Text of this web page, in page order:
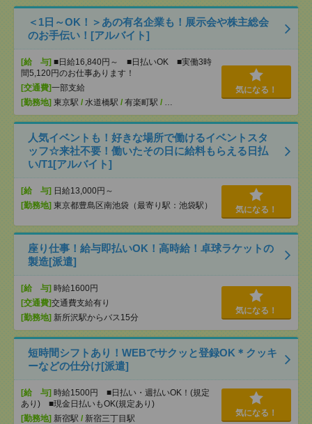
＜1日～OK！＞あの有名企業も！展示会や株主総会
のお手伝い！[アルバイト]
[給 与] ■日給16,840円～ ■日払いOK ■実働3時
間5,120円のお仕事あります！
[交通費]一部支給
[勤務地] 東京駅 / 水道橋駅 / 有楽町駅 / …
気になる！
人気イベントも！好きな場所で働けるイベントスタ
ッフ☆来社不要！働いたその日に給料もらえる日払
い/T1[アルバイト]
[給 与] 日給13,000円～
[勤務地] 東京都豊島区南池袋（最寄り駅：池袋駅） 気になる！
座り仕事！給与即払いOK！高時給！卓球ラケットの
製造[派遣]
[給 与] 時給1600円
[交通費]交通費支給有り
[勤務地] 新所沢駅からバス15分
気になる！
短時間シフトあり！WEBでサクッと登録OK＊クッキ
ーなどの仕分け[派遣]
[給 与] 時給1500円 ■日払い・週払いOK！(規定
あり) ■現金日払いもOK(規定あり)
[勤務地] 新宿駅 / 新宿三丁目駅
気になる！